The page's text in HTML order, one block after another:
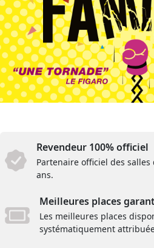
Revendeur 100% officiel
Partenaire officiel des
ans.
Meilleures places
Les meilleures places
systématiquement